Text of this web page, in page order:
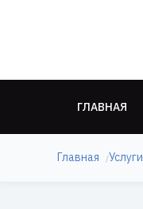
ГЛАВНАЯ
Главная Услуги